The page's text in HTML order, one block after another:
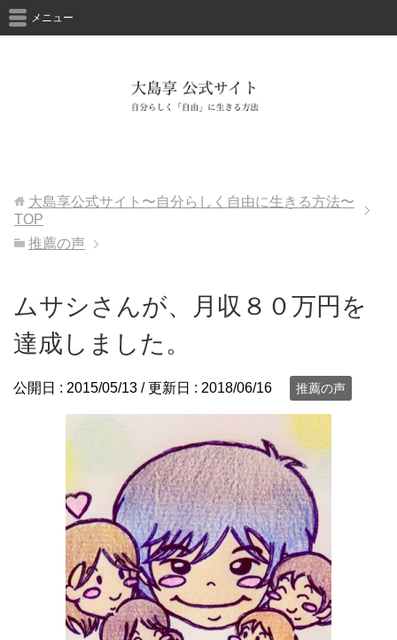
メニュー
大島享公式サイト〜自分らしく自由に生きる方法〜
TOP
推薦の声
ムサシさんが、月収８０万円を
達成しました。
公開日 : 2015/05/13 / 更新日 : 2018/06/16 推薦の声